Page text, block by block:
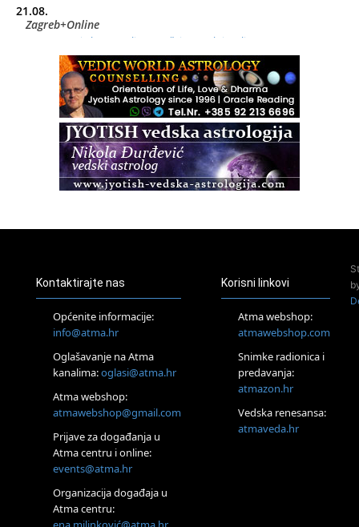
21.08.
Zagreb+Online
Osnovni ThetaHealing® tečaj, Zagreb i Online
Zagreb
Osnovna radionica za izscjeljivanje pranom (Basic Pranic
Healing course)
Access BARS®, otpusti stres
Access Energetski Facelift®
Tečaj Višeg Vodstva, razvijanja intuicije i Akaša zapisa
25.08.
Upisi u program Profesionalni hipnoterapeut — nova
generacija kreće 25.08. 2026.
Online
Škola BaZi – put prema dubljem razumijevanju sebe
Visoko
Alemka Dauskardt – Jednodnevna radionica sistemskih
konstelacija
Online
SPAVAJ… Priče za lakšu noć
Kontaktirajte nas
Općenite informacije:
info@atma.hr
Oglašavanje na Atma
kanalima:oglasi@atma.hr
Atma webshop:
atmawebshop@gmail.com
Prijave za događanja u
Atma centru i online:
events@atma.hr
Organizacija događaja u
Atma centru:
Korisni linkovi
Atma webshop:
atmawebshop.com
Snimke radionica i
predavanja:
atmazon.hr
Vedska renesansa:
atmaveda.hr